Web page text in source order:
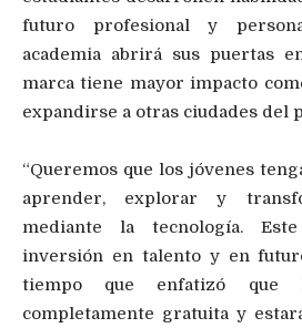
futuro profesional y
academia abrirá sus puertas
marca tiene mayor impacto
expandirse a otras ciudades del
“Queremos que los jóvenes
aprender, explorar y
mediante la tecnología.
inversión en talento y en
tiempo que enfatizó que
completamente gratuita y